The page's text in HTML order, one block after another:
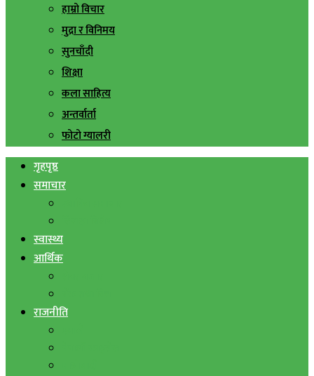
हाम्रो विचार
मुद्रा र विनिमय
सुनचाँदी
शिक्षा
कला साहित्य
अन्तर्वार्ता
फोटो ग्यालरी
गृहपृष्ठ
समाचार
स्वास्थ्य
आर्थिक
राजनीति